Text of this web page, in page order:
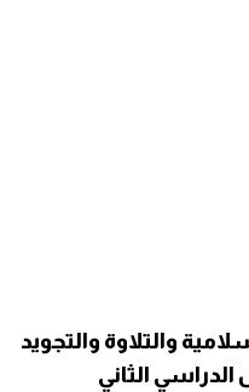
والتلاوة والتجويد
الثاني